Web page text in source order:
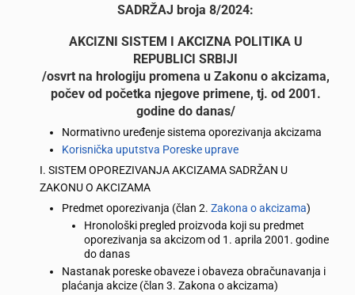
SADRŽAJ broja 8/2024:
AKCIZNI SISTEM I AKCIZNA POLITIKA U
REPUBLICI SRBIJI
/osvrt na hrologiju promena u Zakonu o akcizama,
počev od početka njegove primene, tj. od 2001.
godine do danas/
Normativno uređenje sistema oporezivanja akcizama
Korisnička uputstva Poreske uprave
I. SISTEM OPOREZIVANJA AKCIZAMA SADRŽAN U
ZAKONU O AKCIZAMA
Predmet oporezivanja (član 2. Zakona o akcizama)
Hronološki pregled proizvoda koji su predmet
oporezivanja sa akcizom od 1. aprila 2001. godine
do danas
Nastanak poreske obaveze i obaveza obračunavanja i
plaćanja akcize (član 3. Zakona o akcizama)